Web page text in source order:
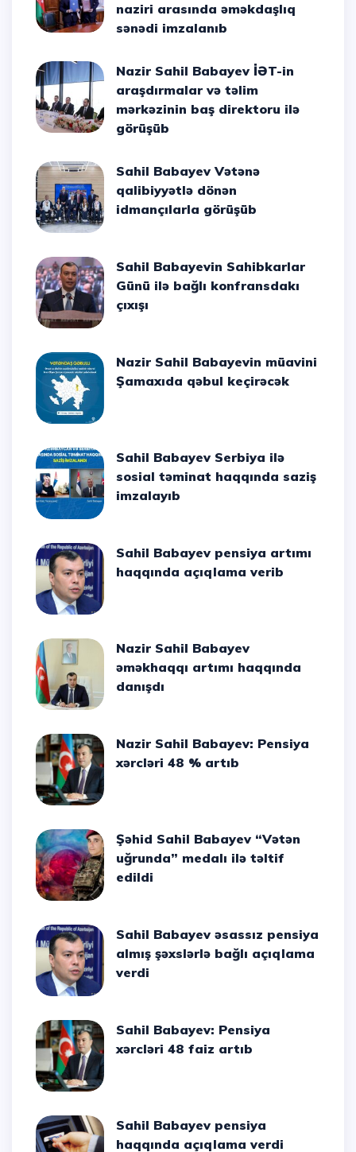
naziri arasında əməkdaşlıq
sənədi imzalanıb
Nazir Sahil Babayev İƏT-in
araşdırmalar və təlim
mərkəzinin baş direktoru ilə
görüşüb
Sahil Babayev Vətənə
qalibiyyətlə dönən
idmançılarla görüşüb
Sahil Babayevin Sahibkarlar
Günü ilə bağlı konfransdakı
çıxışı
Nazir Sahil Babayevin müavini
Şamaxıda qəbul keçirəcək
Sahil Babayev Serbiya ilə
sosial təminat haqqında saziş
imzalayıb
Sahil Babayev pensiya artımı
haqqında açıqlama verib
Nazir Sahil Babayev
əməkhaqqı artımı haqqında
danışdı
Nazir Sahil Babayev: Pensiya
xərcləri 48 % artıb
Şəhid Sahil Babayev “Vətən
uğrunda” medalı ilə təltif
edildi
Sahil Babayev əsassız pensiya
almış şəxslərlə bağlı açıqlama
verdi
Sahil Babayev: Pensiya
xərcləri 48 faiz artıb
Sahil Babayev pensiya
haqqında açıqlama verdi